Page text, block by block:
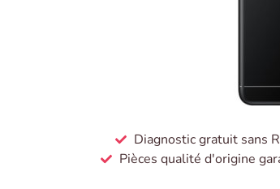
Diagnostic gratuit sans
Pièces qualité d'origine